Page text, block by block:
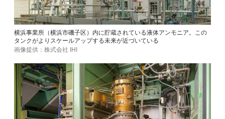
横浜事業所（横浜市磯子区）内に貯蔵されている液体アンモニア。この
タンクがよりスケールアップする未来が近づいている
画像提供：株式会社 IHI